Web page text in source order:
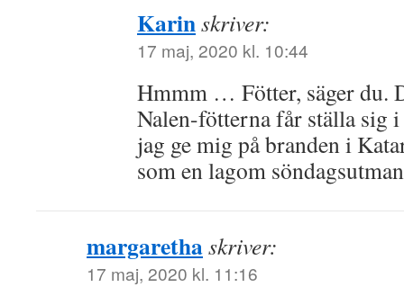
Karinskriver:
17 maj, 2020 kl. 10:44
Hmmm … Fötter, säger du.
Nalen-fötterna får ställa sig
jag ge mig på branden i
som en lagom
margarethaskriver:
17 maj, 2020 kl. 11:16